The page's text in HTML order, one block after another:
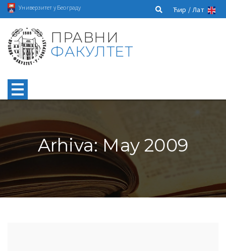
Универзитет у Београду Ћир /Лат
ПРАВНИ
ФАКУЛТЕТ
Arhiva: May 2009